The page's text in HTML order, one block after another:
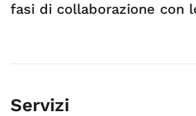
fasi di collaborazione con
Servizi